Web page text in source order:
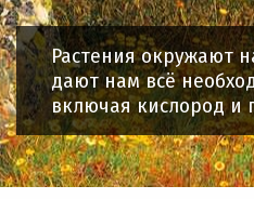
Растения окружают
дают нам всё
включая кислород и